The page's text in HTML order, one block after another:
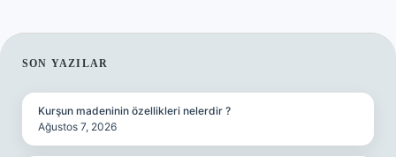
SIDEBAR
SON YAZILAR
Kurşun madeninin özellikleri nelerdir ?
Ağustos 7, 2026